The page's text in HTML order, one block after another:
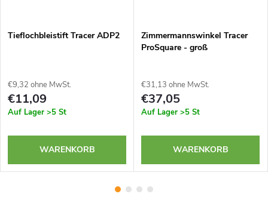
Tieflochbleistift Tracer ADP2
€9,32 ohne MwSt.
€11,09
Auf Lager >5 St
WARENKORB
Zimmermannswinkel Tracer
ProSquare - groß
€31,13 ohne MwSt.
€37,05
Auf Lager >5 St
WARENKORB